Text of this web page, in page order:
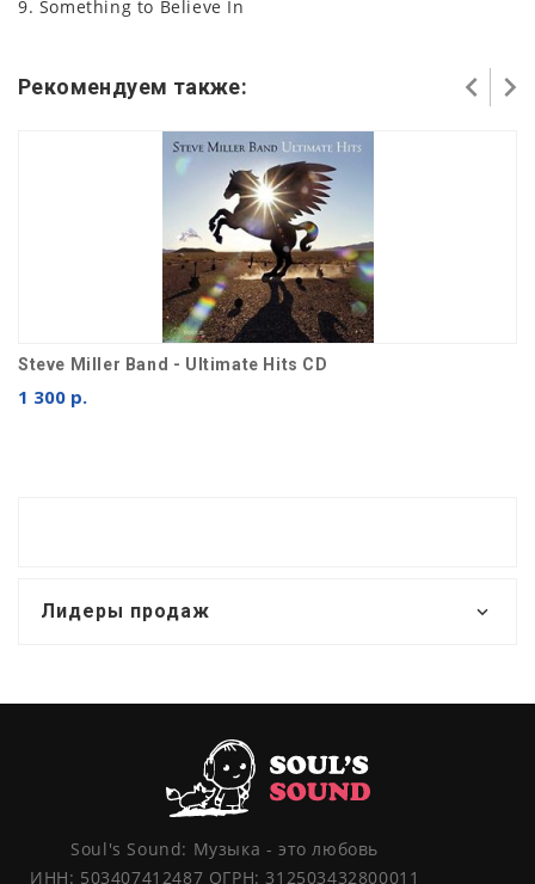
9. Something to Believe In
Рекомендуем также:
Steve Miller Band - Ultimate Hits CD
1 300 р.
Лидеры продаж
Soul's Sound: Музыка - это любовь
ИНН: 503407412487 ОГРН: 312503432800011